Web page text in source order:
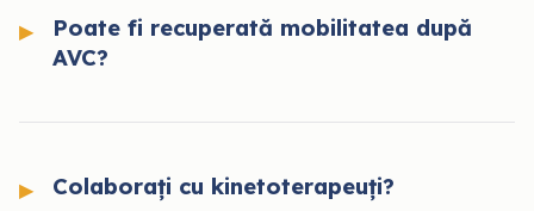
Poate fi recuperată mobilitatea după
AVC?
Colaborați cu kinetoterapeuți?